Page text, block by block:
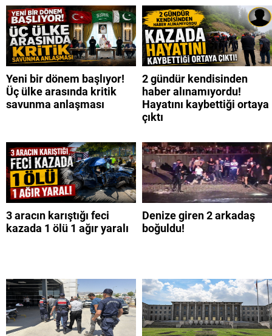
Yeni bir dönem başlıyor!
Üç ülke arasında kritik
savunma anlaşması
2 gündür kendisinden
haber alınamıyordu!
Hayatını kaybettiği ortaya
çıktı
3 aracın karıştığı feci
kazada 1 ölü 1 ağır yaralı
Denize giren 2 arkadaş
boğuldu!